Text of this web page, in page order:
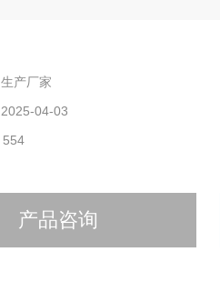
生产厂家
2025-04-03
554
产品咨询